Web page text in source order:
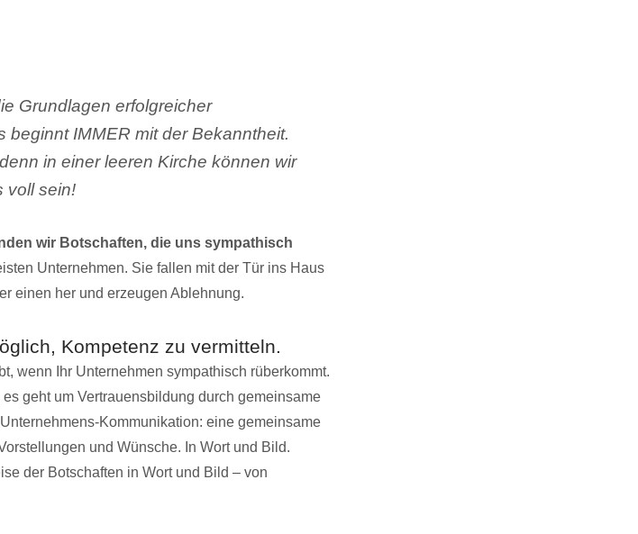
Grundlagen erfolgreicher
IMMER mit der Bekanntheit.
in einer leeren Kirche können wir
voll sein!
wir Botschaften, die uns sympathisch
Unternehmen. Sie fallen mit der Tür ins Haus
einen her und erzeugen Ablehnung.
Kompetenz zu vermitteln.
wenn Ihr Unternehmen sympathisch rüberkommt.
geht um Vertrauensbildung durch gemeinsame
Kommunikation: eine gemeinsame
und Wünsche. In Wort und Bild.
der Botschaften in Wort und Bild – von